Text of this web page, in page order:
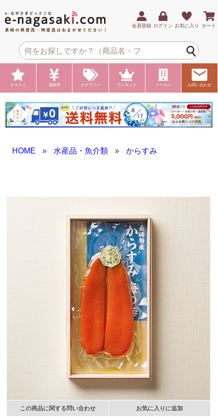
会員登録 ログイン お気に入り カート
オススメ 価格帯 カテゴリー ランキング メーカー お問い合わせ
HOME » 水産品・魚介類 » からすみ
この商品に関する問い合わせ お気に入りに追加